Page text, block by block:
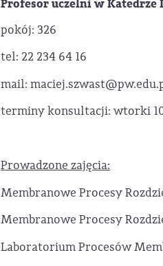
Profesor uczelni w
pokój: 326
tel: 22 234 64 16
mail:
terminy konsultacji: wtorki
Prowadzone zajęcia:
Membranowe Procesy
Membranowe Procesy
Laboratorium Procesów